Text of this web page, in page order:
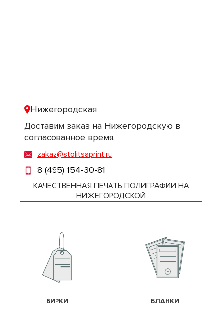
Нижегородская
Доставим заказ на Нижегородскую в
согласованное время.
zakaz@stolitsaprint.ru
8 (495) 154-30-81
КАЧЕСТВЕННАЯ ПЕЧАТЬ ПОЛИГРАФИИ НА
НИЖЕГОРОДСКОЙ
БИРКИ БЛАНКИ